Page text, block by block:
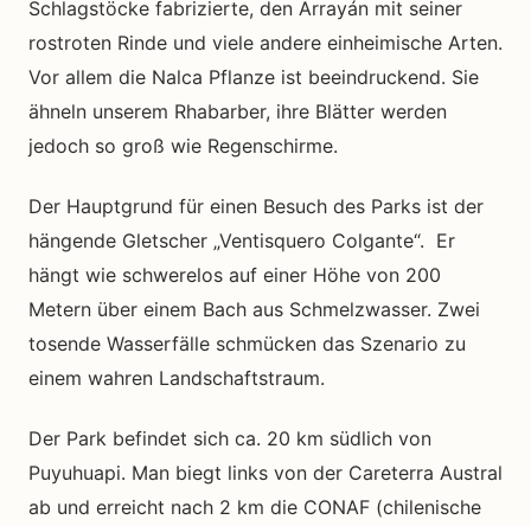
Schlagstöcke fabrizierte, den Arrayán mit seiner
rostroten Rinde und viele andere einheimische Arten.
Vor allem die Nalca Pflanze ist beeindruckend. Sie
ähneln unserem Rhabarber, ihre Blätter werden
jedoch so groß wie Regenschirme.
Der Hauptgrund für einen Besuch des Parks ist der
hängende Gletscher „Ventisquero Colgante“. Er
hängt wie schwerelos auf einer Höhe von 200
Metern über einem Bach aus Schmelzwasser. Zwei
tosende Wasserfälle schmücken das Szenario zu
einem wahren Landschaftstraum.
Der Park befindet sich ca. 20 km südlich von
Puyuhuapi. Man biegt links von der Careterra Austral
ab und erreicht nach 2 km die CONAF (chilenische